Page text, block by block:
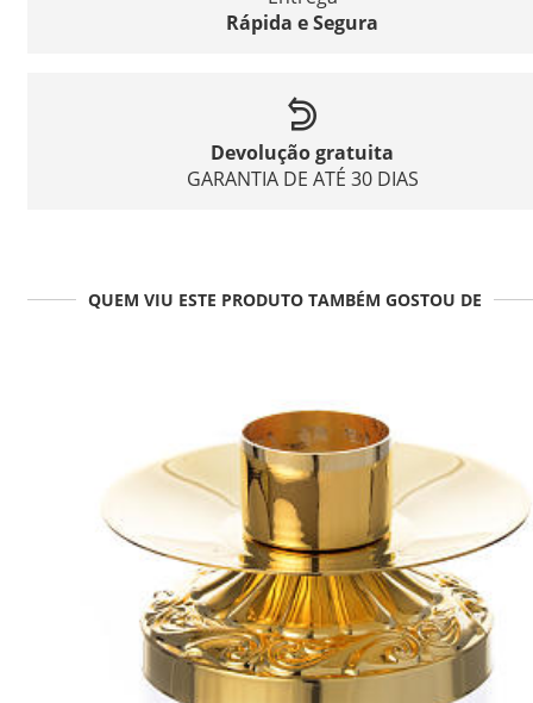
Rápida e Segura
Devolução gratuita
GARANTIA DE ATÉ 30 DIAS
QUEM VIU ESTE PRODUTO TAMBÉM GOSTOU DE